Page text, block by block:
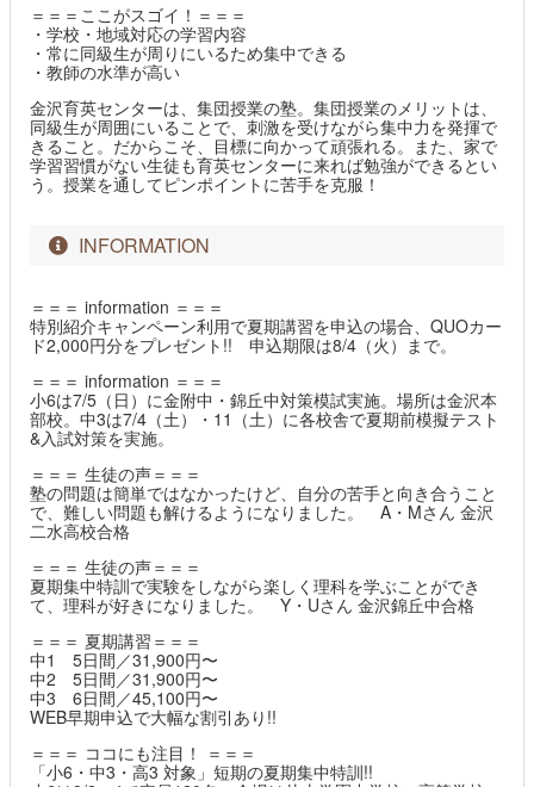
＝＝＝ここがスゴイ！＝＝＝
・学校・地域対応の学習内容
・常に同級生が周りにいるため集中できる
・教師の水準が高い
金沢育英センターは、集団授業の塾。集団授業のメリットは、
同級生が周囲にいることで、刺激を受けながら集中力を発揮で
きること。だからこそ、目標に向かって頑張れる。また、家で
学習習慣がない生徒も育英センターに来れば勉強ができるとい
う。授業を通してピンポイントに苦手を克服！
INFORMATION
＝＝＝ information ＝＝＝
特別紹介キャンペーン利用で夏期講習を申込の場合、QUOカー
ド2,000円分をプレゼント!! 申込期限は8/4（火）まで。
＝＝＝ information ＝＝＝
小6は7/5（日）に金附中・錦丘中対策模試実施。場所は金沢本
部校。中3は7/4（土）・11（土）に各校舎で夏期前模擬テスト
&入試対策を実施。
＝＝＝ 生徒の声＝＝＝
塾の問題は簡単ではなかったけど、自分の苦手と向き合うこと
で、難しい問題も解けるようになりました。 A・Mさん 金沢
二水高校合格
＝＝＝ 生徒の声＝＝＝
夏期集中特訓で実験をしながら楽しく理科を学ぶことができ
て、理科が好きになりました。 Y・Uさん 金沢錦丘中合格
＝＝＝ 夏期講習＝＝＝
中1 5日間／31,900円〜
中2 5日間／31,900円〜
中3 6日間／45,100円〜
WEB早期申込で大幅な割引あり!!
＝＝＝ ココにも注目！ ＝＝＝
「小6・中3・高3 対象」短期の夏期集中特訓!!